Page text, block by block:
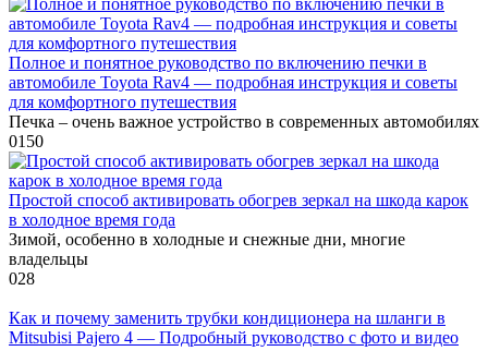
Полное и понятное руководство по включению печки в
автомобиле Toyota Rav4 — подробная инструкция и советы
для комфортного путешествия
Печка – очень важное устройство в современных автомобилях
0150
Простой способ активировать обогрев зеркал на шкода карок
в холодное время года
Зимой, особенно в холодные и снежные дни, многие
владельцы
028
Как и почему заменить трубки кондиционера на шланги в
Mitsubisi Pajero 4 — Подробный руководство с фото и видео